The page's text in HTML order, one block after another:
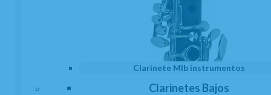
Clarinete MIb instrumentos
Clarinetes Bajos
pulgares, soportes, atriles de marcha, etc. Todos los
accesorios para clarinete que necesites de las mejores